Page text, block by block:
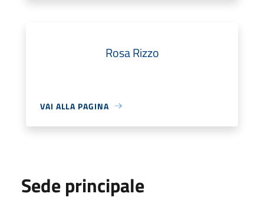
Rosa Rizzo
VAI ALLA PAGINA
Sede principale